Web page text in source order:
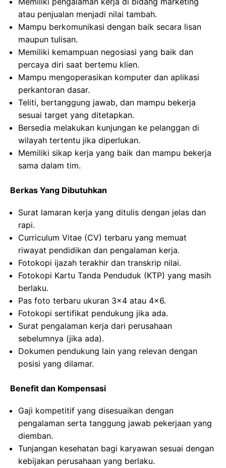
atau penjualan menjadi nilai tambah.
Mampu berkomunikasi dengan baik secara lisan
maupun tulisan.
Memiliki kemampuan negosiasi yang baik dan
percaya diri saat bertemu klien.
Mampu mengoperasikan komputer dan aplikasi
perkantoran dasar.
Teliti, bertanggung jawab, dan mampu bekerja
sesuai target yang ditetapkan.
Bersedia melakukan kunjungan ke pelanggan di
wilayah tertentu jika diperlukan.
Memiliki sikap kerja yang baik dan mampu bekerja
sama dalam tim.
Berkas Yang Dibutuhkan
Surat lamaran kerja yang ditulis dengan jelas dan
rapi.
Curriculum Vitae (CV) terbaru yang memuat
riwayat pendidikan dan pengalaman kerja.
Fotokopi ijazah terakhir dan transkrip nilai.
Fotokopi Kartu Tanda Penduduk (KTP) yang masih
berlaku.
Pas foto terbaru ukuran 3×4 atau 4×6.
Fotokopi sertifikat pendukung jika ada.
Surat pengalaman kerja dari perusahaan
sebelumnya (jika ada).
Dokumen pendukung lain yang relevan dengan
posisi yang dilamar.
Benefit dan Kompensasi
Gaji kompetitif yang disesuaikan dengan
pengalaman serta tanggung jawab pekerjaan yang
diemban.
Tunjangan kesehatan bagi karyawan sesuai dengan
kebijakan perusahaan yang berlaku.